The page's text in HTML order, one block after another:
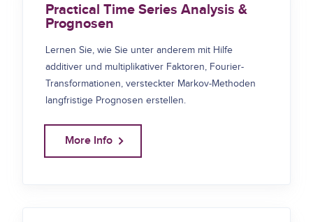
Practical Time Series Analysis &
Prognosen
Lernen Sie, wie Sie unter anderem mit Hilfe
additiver und multiplikativer Faktoren, Fourier-
Transformationen, versteckter Markov-Methoden
langfristige Prognosen erstellen.
More Info